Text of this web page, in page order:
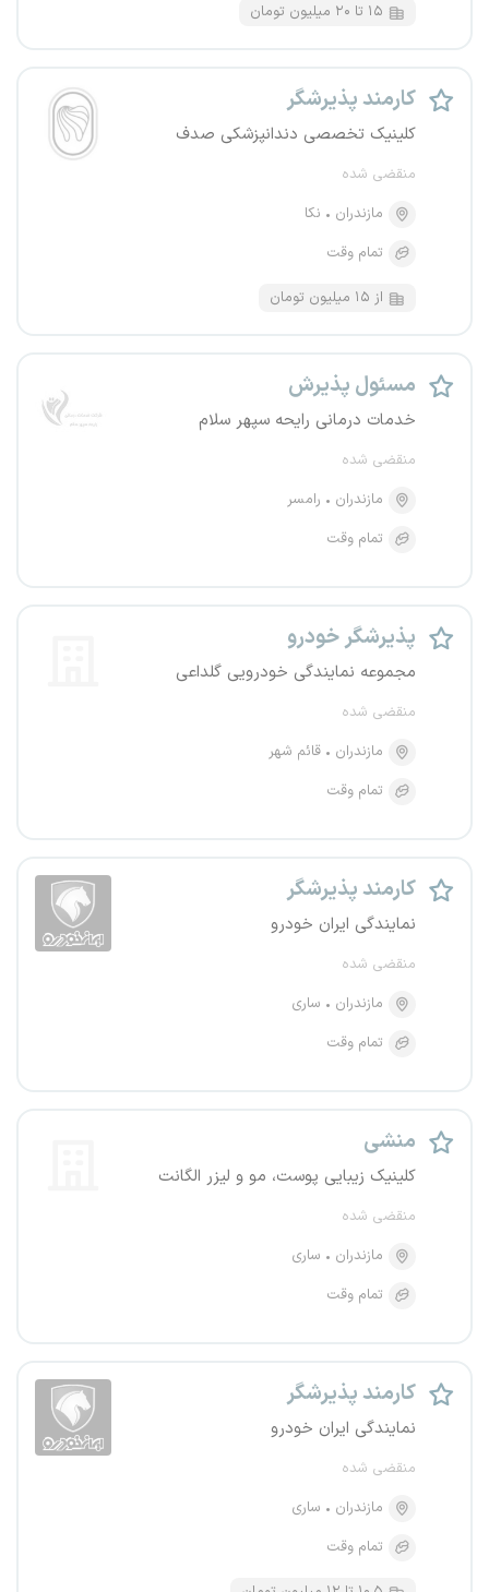
۱۵ تا ۲۰ میلیون تومان
کارمند پذیرشگر
کلینیک تخصصی دندانپزشکی صدف
منقضی شده
مازندران
نکا
تمام وقت
از ۱۵ میلیون تومان
مسئول پذیرش
خدمات درمانی رایحه سپهر سلام
منقضی شده
مازندران
رامسر
تمام وقت
پذیرشگر خودرو
مجموعه نمایندگی خودرویی گلداعی
منقضی شده
مازندران
قائم شهر
تمام وقت
کارمند پذیرشگر
نمایندگی ایران خودرو
منقضی شده
مازندران
ساری
تمام وقت
منشی
کلینیک زیبایی پوست، مو و لیزر الگانت
منقضی شده
مازندران
ساری
تمام وقت
کارمند پذیرشگر
نمایندگی ایران خودرو
منقضی شده
مازندران
ساری
تمام وقت